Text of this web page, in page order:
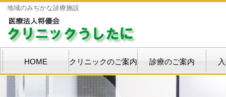
地域のみぢかな診療施設
HOME クリニックのご案内 診療のご案内